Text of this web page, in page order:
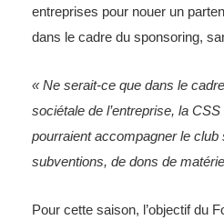
entreprises pour nouer un
dans le cadre du sponsoring,
« Ne serait-ce que dans le
sociétale de l’entreprise, la
pourraient accompagner le club
subventions, de dons de
Pour cette saison, l’objectif du